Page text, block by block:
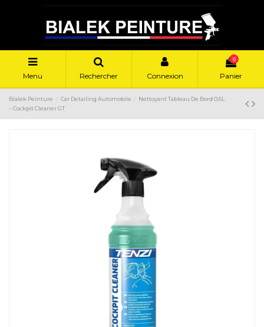
Menu Rechercher Connexion
0
Panier
Bialek Peinture Car Detailing Automobile
Nettoyant Tableau De Bord 0,6L
– Cockpit Cleaner GT